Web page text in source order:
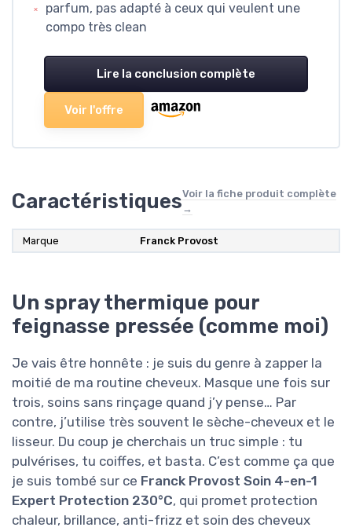
parfum, pas adapté à ceux qui veulent une
compo très clean
Lire la conclusion complète
Voir l'offre
CaractéristiquesVoir la fiche produit complète
→
Marque ‎Franck Provost
Un spray thermique pour
feignasse pressée (comme moi)
Je vais être honnête : je suis du genre à zapper la
moitié de ma routine cheveux. Masque une fois sur
trois, soins sans rinçage quand j’y pense… Par
contre, j’utilise très souvent le sèche-cheveux et le
lisseur. Du coup je cherchais un truc simple : tu
pulvérises, tu coiffes, et basta. C’est comme ça que
je suis tombé sur ce Franck Provost Soin 4-en-1
Expert Protection 230°C, qui promet protection
chaleur, brillance, anti-frizz et soin des cheveux